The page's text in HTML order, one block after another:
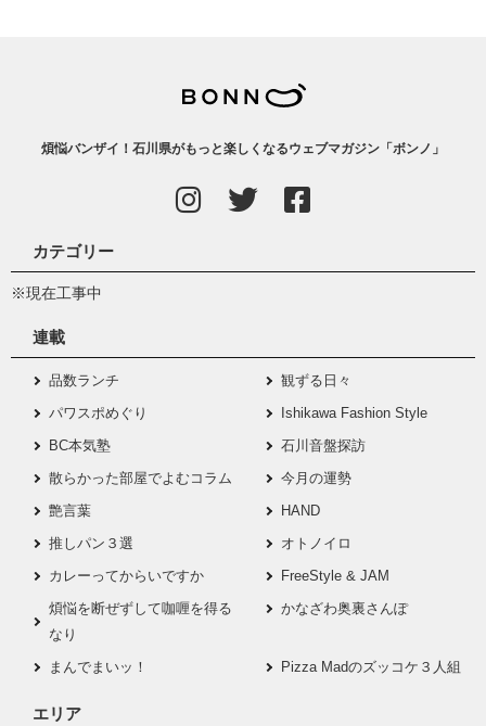
煩悩バンザイ！石川県がもっと楽しくなるウェブマガジン「ボンノ」
カテゴリー
※現在工事中
連載
品数ランチ
観ずる日々
パワスポめぐり
Ishikawa Fashion Style
BC本気塾
石川音盤探訪
散らかった部屋でよむコラム
今月の運勢
艶言葉
HAND
推しパン３選
オトノイロ
カレーってからいですか
FreeStyle & JAM
煩悩を断ぜずして咖喱を得る
なり
かなざわ奥裏さんぽ
まんでまいッ！ Pizza Madのズッコケ３人組
エリア